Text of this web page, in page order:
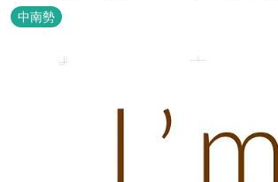
型）：45,000円/回 ・多発タービン（大型）：
中南勢